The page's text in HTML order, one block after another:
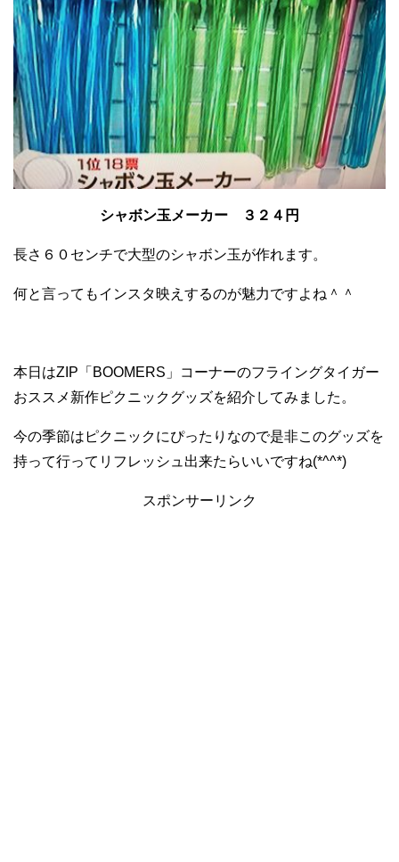
シャボン玉メーカー ３２４円
長さ６０センチで大型のシャボン玉が作れます。
何と言ってもインスタ映えするのが魅力ですよね＾＾
本日はZIP「BOOMERS」コーナーのフライングタイガー
おススメ新作ピクニックグッズを紹介してみました。
今の季節はピクニックにぴったりなので是非このグッズを
持って行ってリフレッシュ出来たらいいですね(*^^*)
スポンサーリンク